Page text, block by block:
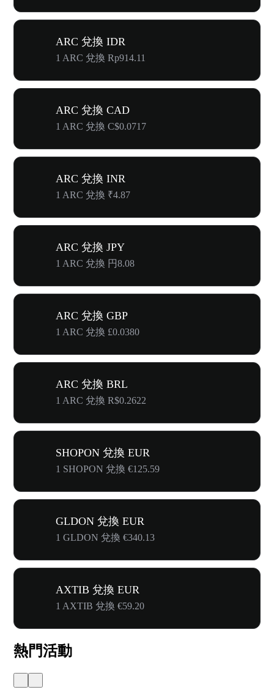
ARC 兌換 IDR
1 ARC 兌換 Rp914.11
ARC 兌換 CAD
1 ARC 兌換 C$0.0717
ARC 兌換 INR
1 ARC 兌換 ₹4.87
ARC 兌換 JPY
1 ARC 兌換 円8.08
ARC 兌換 GBP
1 ARC 兌換 £0.0380
ARC 兌換 BRL
1 ARC 兌換 R$0.2622
SHOPON 兌換 EUR
1 SHOPON 兌換 €125.59
GLDON 兌換 EUR
1 GLDON 兌換 €340.13
AXTIB 兌換 EUR
1 AXTIB 兌換 €59.20
熱門活動